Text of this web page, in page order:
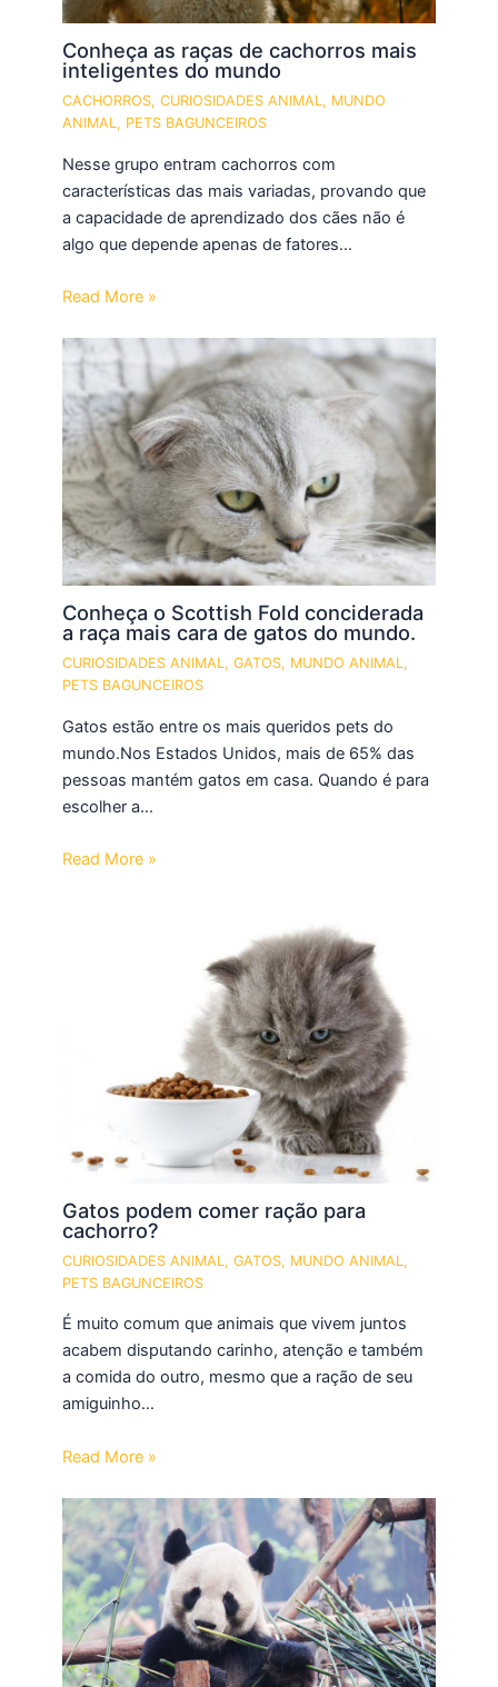
Conheça as raças de cachorros mais
inteligentes do mundo
CACHORROS,CURIOSIDADES ANIMAL , MUNDO
ANIMAL , PETS BAGUNCEIROS
Nesse grupo entram cachorros com
características das mais variadas, provando que
a capacidade de aprendizado dos cães não é
algo que depende apenas de fatores…
Read More »
Conheça o Scottish Fold conciderada
a raça mais cara de gatos do mundo.
CURIOSIDADES ANIMAL ,GATOS, MUNDO ANIMAL ,
PETS BAGUNCEIROS
Gatos estão entre os mais queridos pets do
mundo.Nos Estados Unidos, mais de 65% das
pessoas mantém gatos em casa. Quando é para
escolher a…
Read More »
Gatos podem comer ração para
cachorro?
CURIOSIDADES ANIMAL ,GATOS, MUNDO ANIMAL ,
PETS BAGUNCEIROS
É muito comum que animais que vivem juntos
acabem disputando carinho, atenção e também
a comida do outro, mesmo que a ração de seu
amiguinho…
Read More »